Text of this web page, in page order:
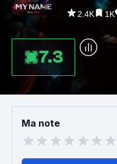
2.4K 1K
7.3
Ma note